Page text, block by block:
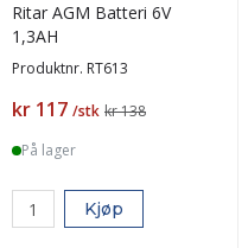
Ritar AGM Batteri 6V
1,3AH
Produktnr. RT613
Pris
kr 117 /stk kr 138
På lager
Kjøp